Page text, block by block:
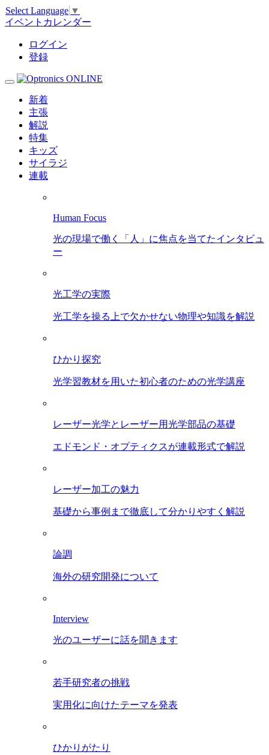
Select Language ▼
イベントカレンダー
ログイン
登録
新着
主張
解説
特集
キッズ
サイラジ
連載
Human Focus
光の現場で働く「人」に焦点を当てたインタビュ
ー
光工学の実際
光工学を操る上で欠かせない物理や知識を解説
ひかり探究
光学習教材を用いた初心者のための光学講座
レーザー光学とレーザー用光学部品の基礎
エドモンド・オプティクスが連載形式で解説
レーザー加工の魅力
基礎から事例まで徹底して分かりやすく解説
論調
海外の研究開発について
Interview
光のユーザーに話を聞きます
若手研究者の挑戦
実用化に向けたテーマを発表
ひかりがたり